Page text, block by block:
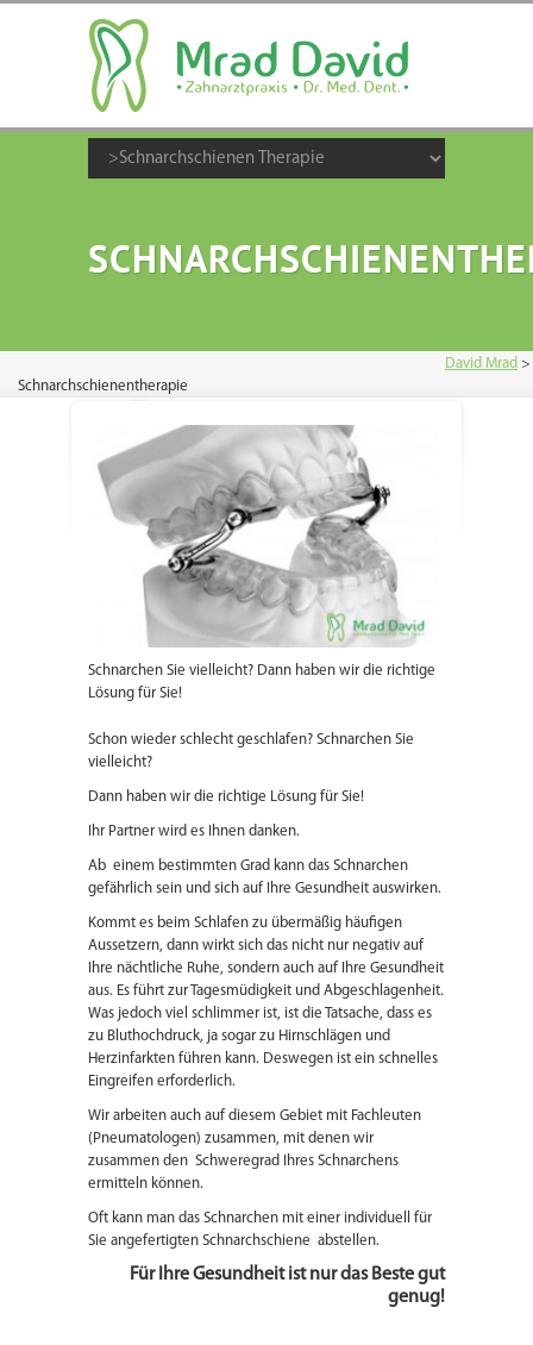
David Mrad >
Schnarchschienentherapie
Schnarchen Sie vielleicht? Dann haben wir die richtige
Lösung für Sie!
Schon wieder schlecht geschlafen? Schnarchen Sie
vielleicht?
Dann haben wir die richtige Lösung für Sie!
Ihr Partner wird es Ihnen danken.
Ab einem bestimmten Grad kann das Schnarchen
gefährlich sein und sich auf Ihre Gesundheit auswirken.
Kommt es beim Schlafen zu übermäßig häufigen
Aussetzern, dann wirkt sich das nicht nur negativ auf
Ihre nächtliche Ruhe, sondern auch auf Ihre Gesundheit
aus. Es führt zur Tagesmüdigkeit und Abgeschlagenheit.
Was jedoch viel schlimmer ist, ist die Tatsache, dass es
zu Bluthochdruck, ja sogar zu Hirnschlägen und
Herzinfarkten führen kann. Deswegen ist ein schnelles
Eingreifen erforderlich.
Wir arbeiten auch auf diesem Gebiet mit Fachleuten
(Pneumatologen) zusammen, mit denen wir
zusammen den Schweregrad Ihres Schnarchens
ermitteln können.
Oft kann man das Schnarchen mit einer individuell für
Sie angefertigten Schnarchschiene abstellen.
Für Ihre Gesundheit ist nur das Beste gut
genug!